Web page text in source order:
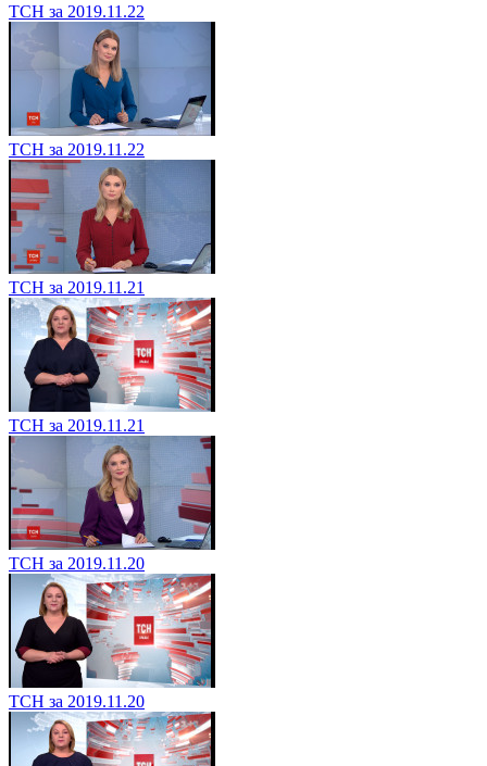
ТСН за 2019.11.22
ТСН за 2019.11.22
ТСН за 2019.11.21
ТСН за 2019.11.21
ТСН за 2019.11.20
ТСН за 2019.11.20